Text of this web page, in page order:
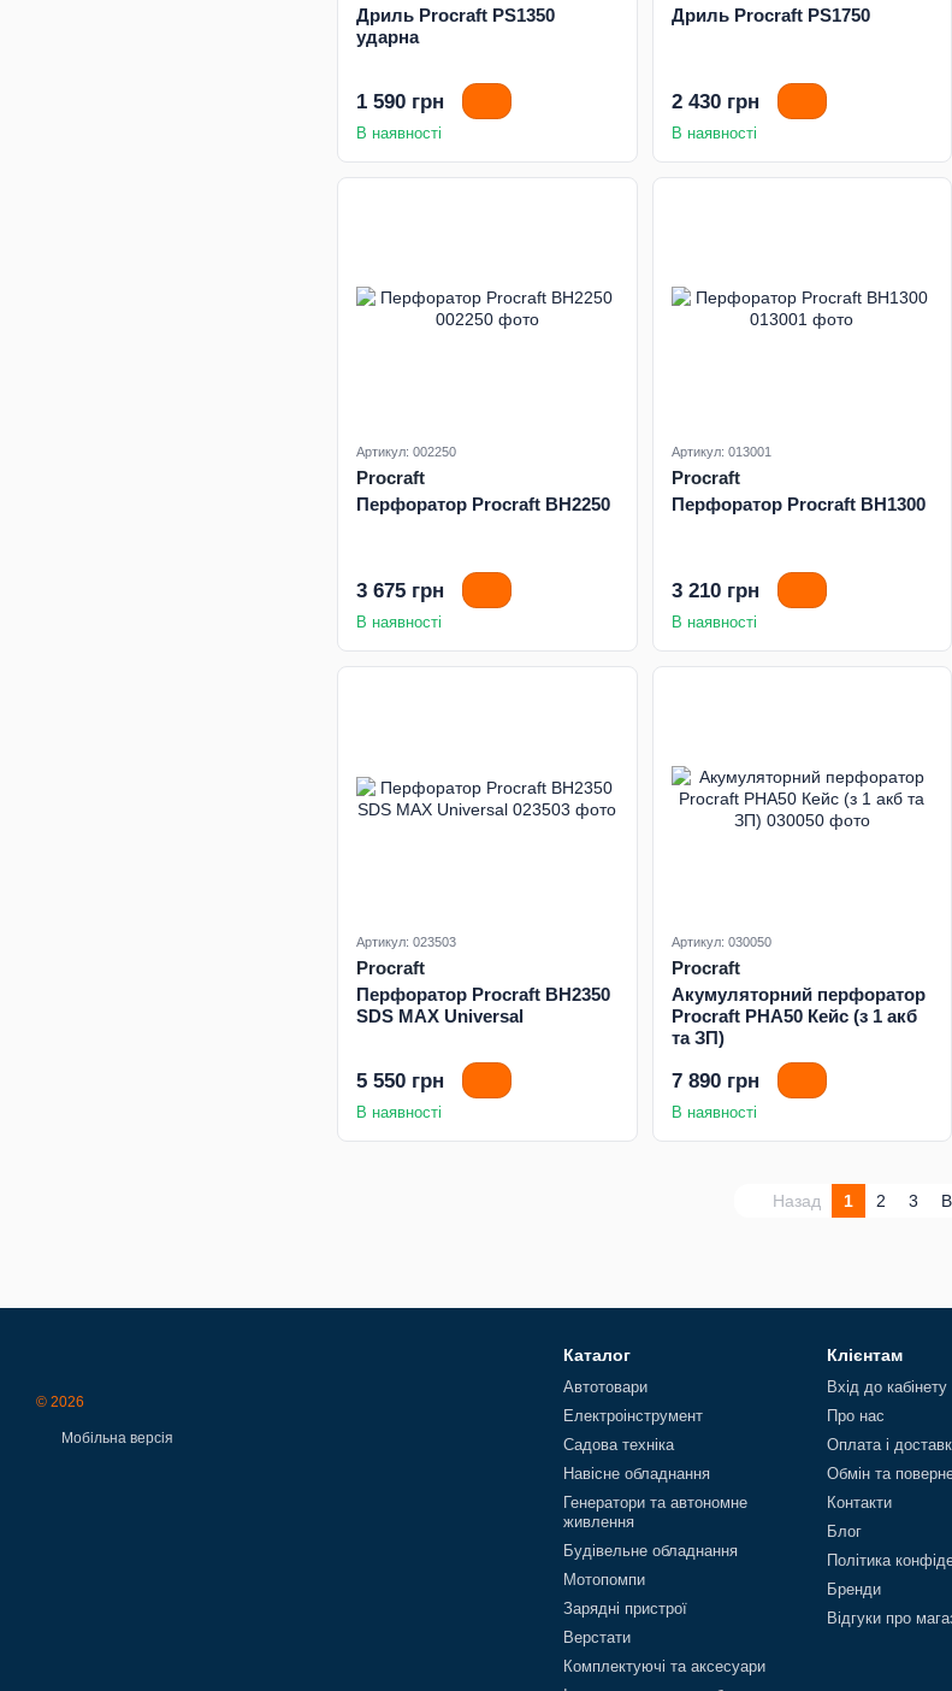
Дриль Procraft PS1350
ударна
1 590 грн
В наявності
Дриль Procraft PS1750
2 430 грн
В наявності
Артикул: 002250
Procraft
Перфоратор Procraft BH2250
3 675 грн
В наявності
Артикул: 013001
Procraft
Перфоратор Procraft BH1300
3 210 грн
В наявності
Артикул: 023503
Procraft
Перфоратор Procraft BH2350
SDS MAX Universal
5 550 грн
В наявності
Артикул: 030050
Procraft
Акумуляторний перфоратор
Procraft PHA50 Кейс (з 1 акб
та ЗП)
7 890 грн
В наявності
Назад 1 2 3
© 2026
Мобільна версія
Каталог
Автотовари
Електроінструмент
Садова техніка
Навісне обладнання
Генератори та автономне
живлення
Будівельне обладнання
Мотопомпи
Зарядні пристрої
Верстати
Комплектуючі та аксесуари
Клієнтам
Вхід до кабінету
Про нас
Оплата і
Обмін та
Контакти
Блог
Політика
Бренди
Відгуки про